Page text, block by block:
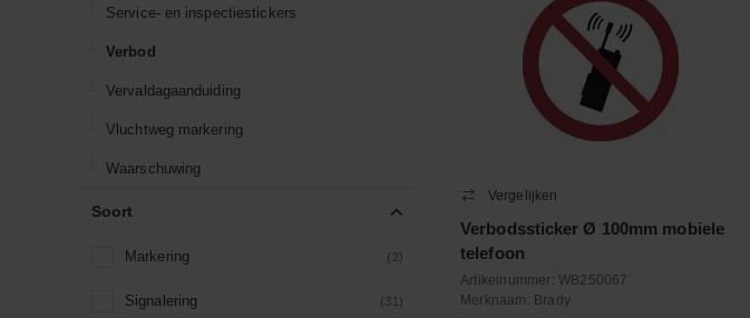
Service- en inspectiestickers
Verbod
Vervaldagaanduiding
Vluchtweg markering
Waarschuwing
Soort
Markering (2)
Signalering (31)
Vergelijken
Verbodssticker Ø 100mm mobiele
telefoon
Artikelnummer: WB250067
Merknaam: Brady